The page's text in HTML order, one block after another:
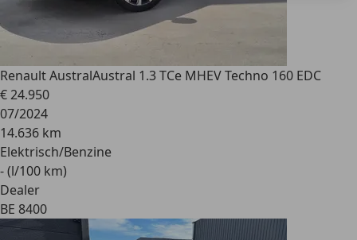
Renault AustralAustral 1.3 TCe MHEV Techno 160 EDC
€ 24.950
07/2024
14.636 km
Elektrisch/Benzine
- (l/100 km)
Dealer
BE 8400